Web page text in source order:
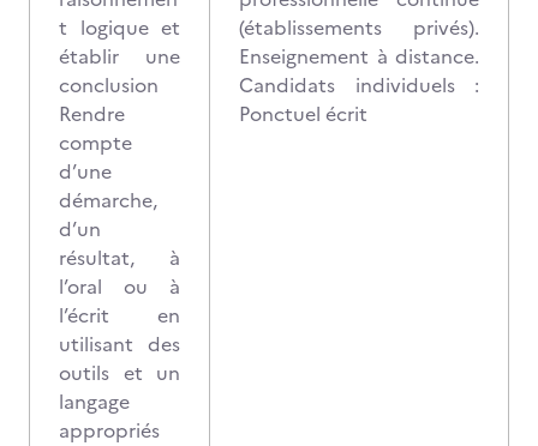
t logique et
établir une
conclusion
Rendre
compte
d’une
démarche,
d’un
résultat, à
l’oral ou à
l’écrit en
utilisant des
outils et un
langage
appropriés
(établissements privés).
Enseignement à distance.
Candidats individuels :
Ponctuel écrit